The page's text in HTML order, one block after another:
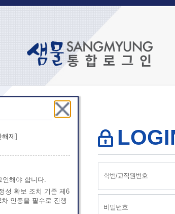
해제]
인해야 합니다.
성 확보 조치 기준 제6
인증을 필수로 진행